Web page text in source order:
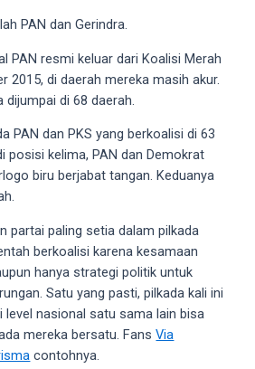
PAN dan Gerindra.
PAN resmi keluar dari Koalisi Merah
2015, di daerah mereka masih akur.
dijumpai di 68 daerah.
PAN dan PKS yang berkoalisi di 63
posisi kelima, PAN dan Demokrat
biru berjabat tangan. Keduanya
partai paling setia dalam pilkada
berkoalisi karena kesamaan
hanya strategi politik untuk
Satu yang pasti, pilkada kali ini
level nasional satu sama lain bisa
mereka bersatu. FansVia
contohnya.